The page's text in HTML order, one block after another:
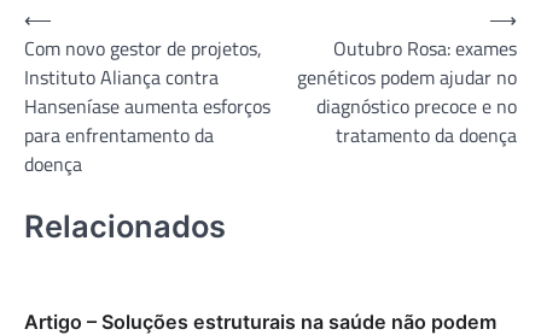
Navegação
de
Post
⟵
Com novo gestor de projetos,
Instituto Aliança contra
Hanseníase aumenta esforços
para enfrentamento da
doença
Outubro Rosa: exames
genéticos podem ajudar no
diagnóstico precoce e no
tratamento da doença
⟶
Relacionados
Artigo – Soluções estruturais na saúde não podem